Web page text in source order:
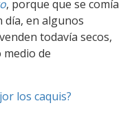
, porque que se comía
día, en algunos
todavía secos,
de
los caquis?